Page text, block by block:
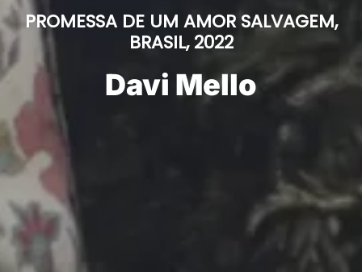
PROMESSA DE UM AMOR SALVAGEM,
BRASIL, 2022
Davi Mello